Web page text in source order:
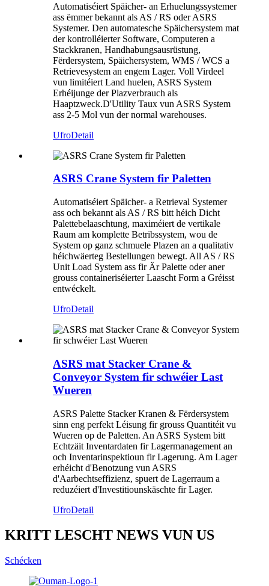
Automatiséiert Späicher- an Erhuelungssystemer
ass ëmmer bekannt als AS / RS oder ASRS
Systemer. Den automatesche Späichersystem mat
der kontrolléierter Software, Computeren a
Stackkranen, Handhabungsausrüstung,
Fërdersystem, Späichersystem, WMS / WCS a
Retrievesystem an engem Lager. Voll Virdeel
vun limitéiert Land huelen, ASRS System
Erhéijunge der Plazverbrauch als
Haaptzweck.D'Utility Taux vun ASRS System
ass 2-5 Mol vun der normal warehouses.
UfroDetail
ASRS Crane System fir Paletten
Automatiséiert Späicher- a Retrieval Systemer
ass och bekannt als AS / RS bitt héich Dicht
Palettebelaaschtung, maximéiert de vertikale
Raum am komplette Betribssystem, wou de
System op ganz schmuele Plazen an a qualitativ
héichwäerteg Bestellungen bewegt. All AS / RS
Unit Load System ass fir Är Palette oder aner
grouss containeriséierter Laascht Form a Gréisst
entwéckelt.
UfroDetail
ASRS mat Stacker Crane &
Conveyor System fir schwéier Last
Wueren
ASRS Palette Stacker Kranen & Fërdersystem
sinn eng perfekt Léisung fir grouss Quantitéit vu
Wueren op de Paletten. An ASRS System bitt
Echtzäit Inventardaten fir Lagermanagement an
och Inventarinspektioun fir Lagerung. Am Lager
erhéicht d'Benotzung vun ASRS
d'Aarbechtseffizienz, spuert de Lagerraum a
reduzéiert d'Investitiounskäschte fir Lager.
UfroDetail
KRITT LESCHT NEWS VUN US
Schécken